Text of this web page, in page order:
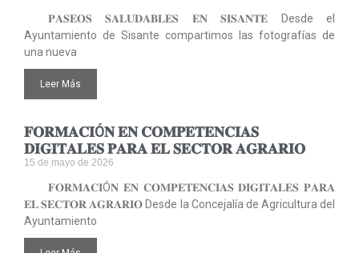
𝐏𝐀𝐒𝐄𝐎𝐒 𝐒𝐀𝐋𝐔𝐃𝐀𝐁𝐋𝐄𝐒 𝐄𝐍 𝐒𝐈𝐒𝐀𝐍𝐓𝐄 Desde el
Ayuntamiento de Sisante compartimos las fotografías de
una nueva
Leer Más
𝐅𝐎𝐑𝐌𝐀𝐂𝐈Ó𝐍 𝐄𝐍 𝐂𝐎𝐌𝐏𝐄𝐓𝐄𝐍𝐂𝐈𝐀𝐒
𝐃𝐈𝐆𝐈𝐓𝐀𝐋𝐄𝐒 𝐏𝐀𝐑𝐀 𝐄𝐋 𝐒𝐄𝐂𝐓𝐎𝐑 𝐀𝐆𝐑𝐀𝐑𝐈𝐎
15 de mayo de 2026
𝐅𝐎𝐑𝐌𝐀𝐂𝐈Ó𝐍 𝐄𝐍 𝐂𝐎𝐌𝐏𝐄𝐓𝐄𝐍𝐂𝐈𝐀𝐒 𝐃𝐈𝐆𝐈𝐓𝐀𝐋𝐄𝐒 𝐏𝐀𝐑𝐀
𝐄𝐋 𝐒𝐄𝐂𝐓𝐎𝐑 𝐀𝐆𝐑𝐀𝐑𝐈𝐎 Desde la Concejalía de Agricultura del
Ayuntamiento